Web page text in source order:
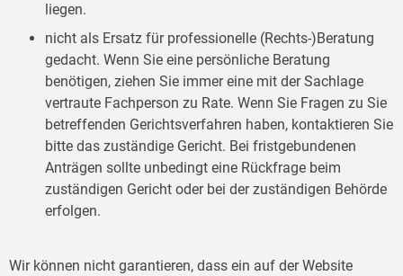
liegen.
nicht als Ersatz für professionelle (Rechts-)Beratung
gedacht. Wenn Sie eine persönliche Beratung
benötigen, ziehen Sie immer eine mit der Sachlage
vertraute Fachperson zu Rate. Wenn Sie Fragen zu Sie
betreffenden Gerichtsverfahren haben, kontaktieren Sie
bitte das zuständige Gericht. Bei fristgebundenen
Anträgen sollte unbedingt eine Rückfrage beim
zuständigen Gericht oder bei der zuständigen Behörde
erfolgen.
Wir können nicht garantieren, dass ein auf der Website